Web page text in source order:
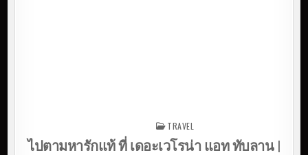
TRAVEL
ไปตามหารักแท้ ที่ เดอะเวโรน่า แอท ทับลาน |